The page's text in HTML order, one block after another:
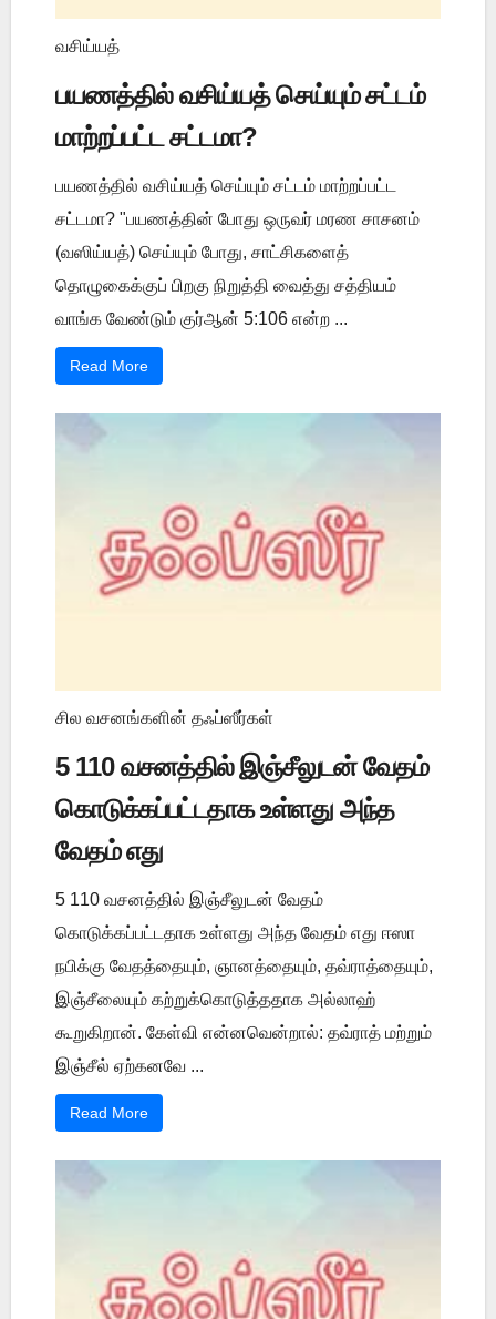
வசிய்யத்
பயணத்தில் வசிய்யத் செய்யும் சட்டம்
மாற்றப்பட்ட சட்டமா?
பயணத்தில் வசிய்யத் செய்யும் சட்டம் மாற்றப்பட்ட
சட்டமா? "பயணத்தின் போது ஒருவர் மரண சாசனம்
(வஸிய்யத்) செய்யும் போது, சாட்சிகளைத்
தொழுகைக்குப் பிறகு நிறுத்தி வைத்து சத்தியம்
வாங்க வேண்டும் குர்ஆன் 5:106 என்ற ...
Read More
சில வசனங்களின் தஃப்ஸீர்கள்
5 110 வசனத்தில் இஞ்சீலுடன் வேதம்
கொடுக்கப்பட்டதாக உள்ளது அந்த
வேதம் எது
5 110 வசனத்தில் இஞ்சீலுடன் வேதம்
கொடுக்கப்பட்டதாக உள்ளது அந்த வேதம் எது ஈஸா
நபிக்கு வேதத்தையும், ஞானத்தையும், தவ்ராத்தையும்,
இஞ்சீலையும் கற்றுக்கொடுத்ததாக அல்லாஹ்
கூறுகிறான். கேள்வி என்னவென்றால்: தவ்ராத் மற்றும்
இஞ்சீல் ஏற்கனவே ...
Read More